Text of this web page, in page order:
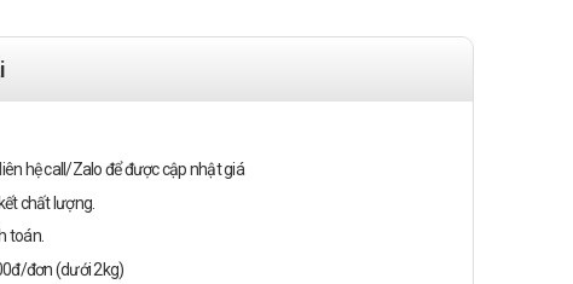
hệ call/Zalo để được cập nhật giá
chất lượng.
toán.
đơn (dưới 2kg)